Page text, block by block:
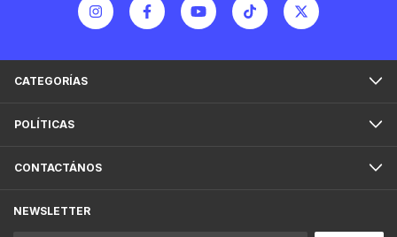
CATEGORÍAS
POLÍTICAS
CONTACTÁNOS
NEWSLETTER